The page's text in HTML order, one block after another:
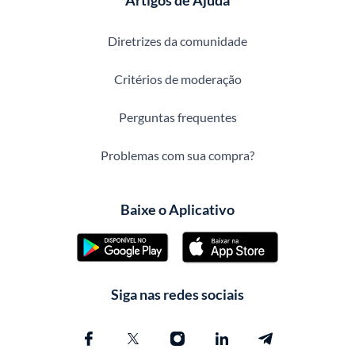
Diretrizes da comunidade
Critérios de moderação
Perguntas frequentes
Problemas com sua compra?
Baixe o Aplicativo
Siga nas redes sociais